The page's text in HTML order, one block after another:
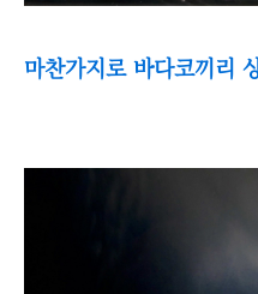
마찬가지로 바다코끼리